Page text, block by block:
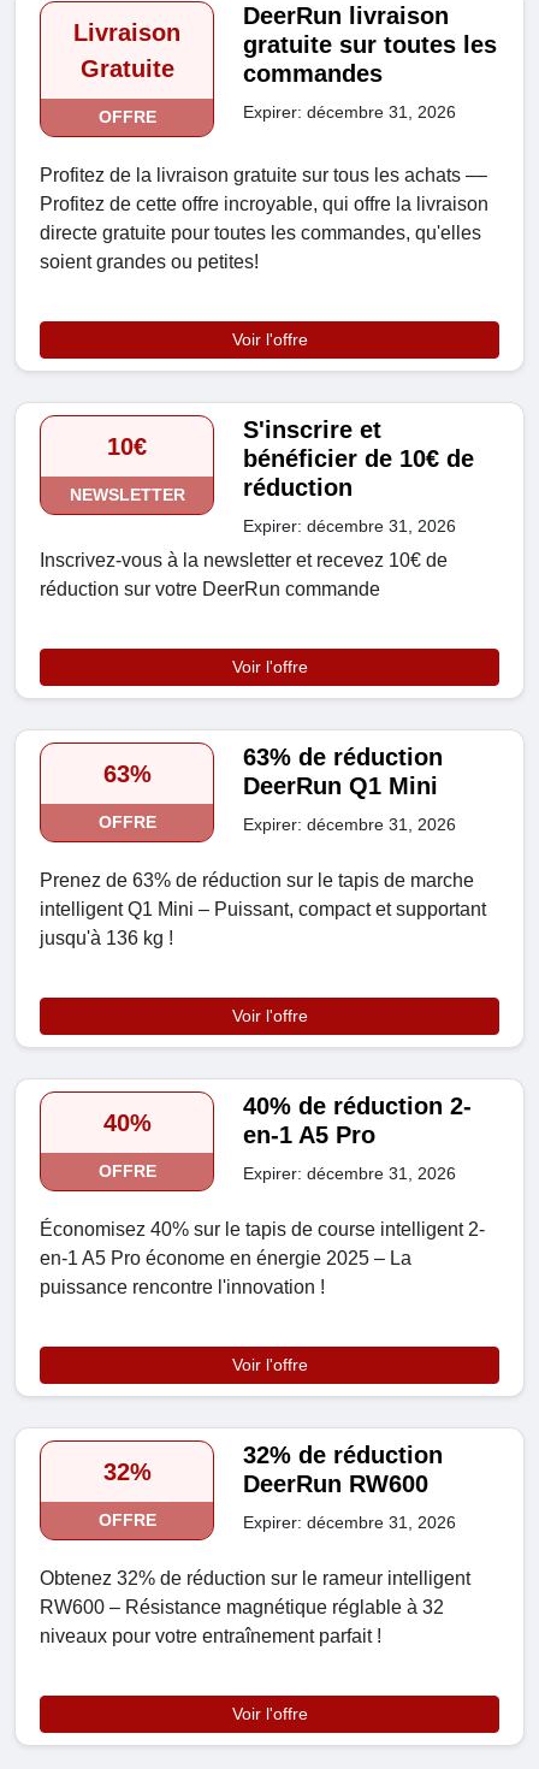
Livraison
Gratuite
OFFRE
DeerRun livraison
gratuite sur toutes les
commandes
Expirer: décembre 31, 2026
Profitez de la livraison gratuite sur tous les achats ––
Profitez de cette offre incroyable, qui offre la livraison
directe gratuite pour toutes les commandes, qu'elles
soient grandes ou petites!
Voir l'offre
10€
NEWSLETTER
S'inscrire et
bénéficier de 10€ de
réduction
Expirer: décembre 31, 2026
Inscrivez-vous à la newsletter et recevez 10€ de
réduction sur votre DeerRun commande
Voir l'offre
63%
OFFRE
63% de réduction
DeerRun Q1 Mini
Expirer: décembre 31, 2026
Prenez de 63% de réduction sur le tapis de marche
intelligent Q1 Mini – Puissant, compact et supportant
jusqu'à 136 kg !
Voir l'offre
40%
OFFRE
40% de réduction 2-
en-1 A5 Pro
Expirer: décembre 31, 2026
Économisez 40% sur le tapis de course intelligent 2-
en-1 A5 Pro économe en énergie 2025 – La
puissance rencontre l'innovation !
Voir l'offre
32%
OFFRE
32% de réduction
DeerRun RW600
Expirer: décembre 31, 2026
Obtenez 32% de réduction sur le rameur intelligent
RW600 – Résistance magnétique réglable à 32
niveaux pour votre entraînement parfait !
Voir l'offre